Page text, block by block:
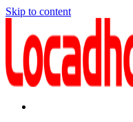
Skip to content